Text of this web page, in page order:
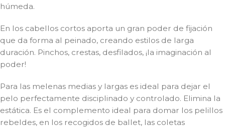
húmeda.
En los cabellos cortos aporta un gran poder de fijación
que da forma al peinado, creando estilos de larga
duración. Pinchos, crestas, desfilados, ¡la imaginación al
poder!
Para las melenas medias y largas es ideal para dejar el
pelo perfectamente disciplinado y controlado. Elimina la
estática. Es el complemento ideal para domar los pelillos
rebeldes, en los recogidos de ballet, las coletas